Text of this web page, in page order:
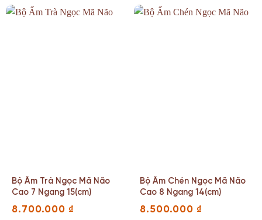
Bộ Ấm Trà Ngọc Mã Não
Cao 7 Ngang 15(cm)
8.700.000 ₫
Bộ Ấm Chén Ngọc Mã Não
Cao 8 Ngang 14(cm)
8.500.000 ₫